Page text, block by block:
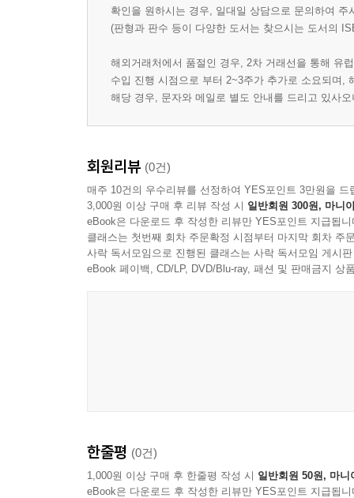
확인을 원하시는 경우, 일대일 상담으로 문의하여 주
(판형과 판수 등이 다양한 도서는 찾으시는 도서의
해외거래처에서 품절인 경우, 2차 거래선을 통해 유
수입 진행 시점으로 부터 2~3주가 추가로 소요되며,
해당 경우, 문자와 메일로 별도 안내를 드리고 있사
회원리뷰 (0건)
매주 10건의 우수리뷰를 선정하여 YES포인트 3만원을 드
3,000원 이상 구매 후 리뷰 작성 시 일반회원 300원, 마니
eBook은 다운로드 후 작성한 리뷰만 YES포인트 지급됩니
클래스는 첫번째 회차 주문확정 시점부터 마지막 회차 주
사락 독서모임으로 진행된 클래스는 사락 독서모임 게시
eBook 페이백, CD/LP, DVD/Blu-ray, 패션 및 판매금지 상
한줄평 (0건)
1,000원 이상 구매 후 한줄평 작성 시 일반회원 50원, 마니
eBook은 다운로드 후 작성한 리뷰만 YES포인트 지급됩니